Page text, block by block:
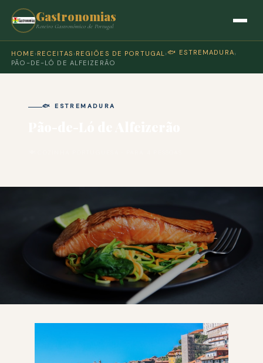
Gastronomias
Roteiro Gastronómico de Portugal
HOME › RECEITAS › REGIÕES DE PORTUGAL ›🐟 ESTREMADURA›
PÃO-DE-LÓ DE ALFEIZERÃO
🐟 ESTREMADURA